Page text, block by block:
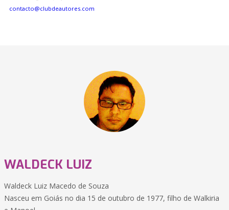
contacto@clubdeautores.com
WALDECK LUIZ
Waldeck Luiz Macedo de Souza
Nasceu em Goiás no dia 15 de outubro de 1977, filho de Walkiria